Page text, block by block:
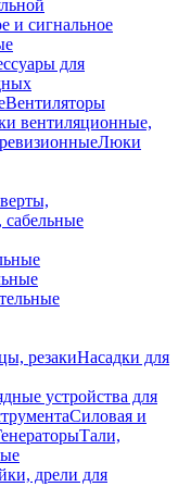
и сигнальное
для
Вентиляторы
вентиляционные,
Люки
резакиНасадки для
устройства для
Силовая и
Тали,
дрели для